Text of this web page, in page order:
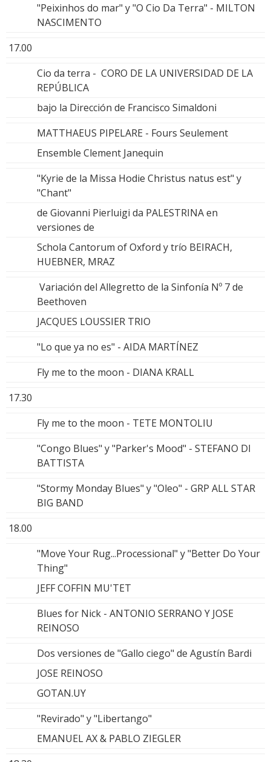
"Peixinhos do mar" y "O Cio Da Terra" - MILTON
NASCIMENTO
17.00
Cio da terra - CORO DE LA UNIVERSIDAD DE LA
REPÚBLICA
bajo la Dirección de Francisco Simaldoni
MATTHAEUS PIPELARE - Fours Seulement
Ensemble Clement Janequin
"Kyrie de la Missa Hodie Christus natus est" y
"Chant"
de Giovanni Pierluigi da PALESTRINA en
versiones de
Schola Cantorum of Oxford y trío BEIRACH,
HUEBNER, MRAZ
Variación del Allegretto de la Sinfonía Nº 7 de
Beethoven
JACQUES LOUSSIER TRIO
"Lo que ya no es" - AIDA MARTÍNEZ
Fly me to the moon - DIANA KRALL
17.30
Fly me to the moon - TETE MONTOLIU
"Congo Blues" y "Parker's Mood" - STEFANO DI
BATTISTA
"Stormy Monday Blues" y "Oleo" - GRP ALL STAR
BIG BAND
18.00
"Move Your Rug...Processional" y "Better Do Your
Thing"
JEFF COFFIN MU'TET
Blues for Nick - ANTONIO SERRANO Y JOSE
REINOSO
Dos versiones de "Gallo ciego" de Agustín Bardi
JOSE REINOSO
GOTAN.UY
"Revirado" y "Libertango"
EMANUEL AX & PABLO ZIEGLER